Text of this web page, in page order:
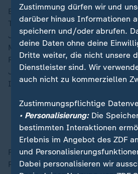
Ein Grund, welcher zu
Tatsache, dass "man auch in
Juden nicht unterscheide", sagte
Menschen würden Juden mit der
Regierung gleichsetzen. "Wir in
Juden identifizieren uns aber
Israel."
Jüdisches Leben in
gefährlicher geworden"
Für viele seien "die Juden dafür
Palästina die Kinder ermordet",
Zustimmung dürfen wir und
darüber hinaus Informationen
speichern und/oder abrufen.
deine Daten ohne deine
Dritte weiter, die nicht unsere
Dienstleister sind. Wir
auch nicht zu kommerziellen
Zustimmungspflichtige
• Personalisierung:Die
bestimmten Interaktionen
Erlebnis im Angebot des ZDF
und
Dabei personalisieren wir